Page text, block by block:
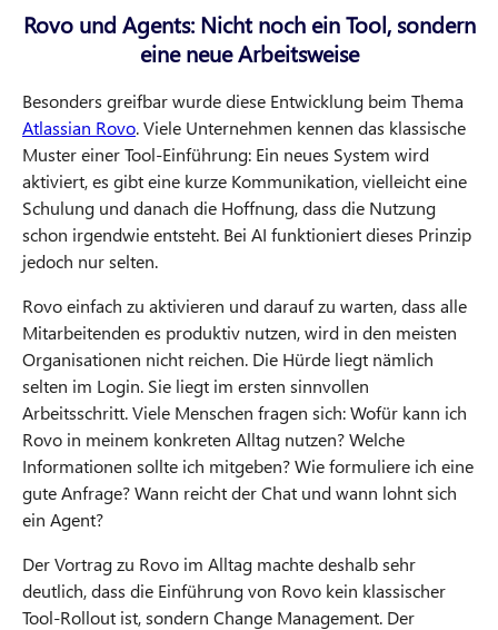
Rovo und Agents: Nicht noch ein Tool, sondern
eine neue Arbeitsweise
Besonders greifbar wurde diese Entwicklung beim Thema
Atlassian Rovo. Viele Unternehmen kennen das klassische
Muster einer Tool-Einführung: Ein neues System wird
aktiviert, es gibt eine kurze Kommunikation, vielleicht eine
Schulung und danach die Hoffnung, dass die Nutzung
schon irgendwie entsteht. Bei AI funktioniert dieses Prinzip
jedoch nur selten.
Rovo einfach zu aktivieren und darauf zu warten, dass alle
Mitarbeitenden es produktiv nutzen, wird in den meisten
Organisationen nicht reichen. Die Hürde liegt nämlich
selten im Login. Sie liegt im ersten sinnvollen
Arbeitsschritt. Viele Menschen fragen sich: Wofür kann ich
Rovo in meinem konkreten Alltag nutzen? Welche
Informationen sollte ich mitgeben? Wie formuliere ich eine
gute Anfrage? Wann reicht der Chat und wann lohnt sich
ein Agent?
Der Vortrag zu Rovo im Alltag machte deshalb sehr
deutlich, dass die Einführung von Rovo kein klassischer
Tool-Rollout ist, sondern Change Management. Der